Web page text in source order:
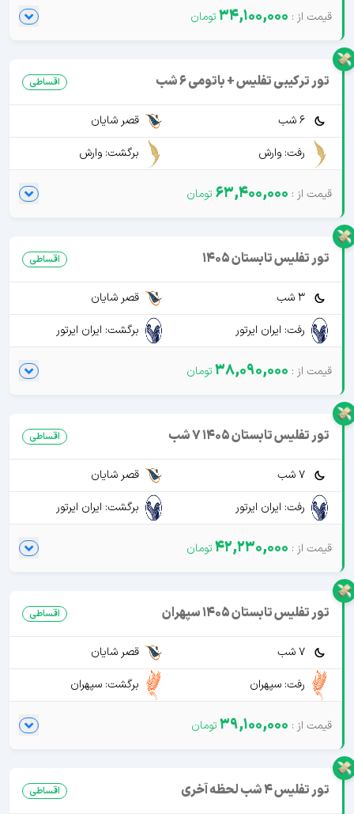
34,100,000
تور ترکیبی تفلیس + باتومی 6 شب اقساطی
6 شب
قصر شایان
رفت: وارش
برگشت: وارش
63,400,000
تور تفلیس تابستان 1405 اقساطی
3 شب
قصر شایان
رفت: ایران ایرتور
برگشت: ایران ایرتور
38,090,000
تور تفلیس تابستان 1405 7 شب اقساطی
7 شب
قصر شایان
رفت: ایران ایرتور
برگشت: ایران ایرتور
42,230,000
تور تفلیس تابستان 1405 سپهران اقساطی
7 شب
قصر شایان
رفت: سپهران
برگشت: سپهران
39,100,000
تور تفلیس 4 شب لحظه آخری اقساطی